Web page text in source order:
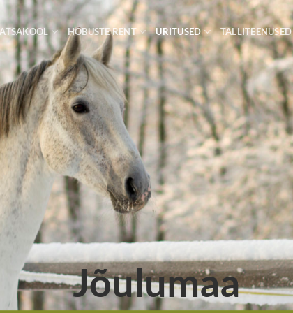
HOBUSTE RENT ÜRITUSED TALLITEENUSED
Jõulumaa